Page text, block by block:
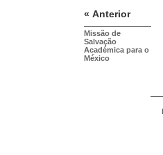
« Anterior
Missão de
Salvação
Académica para o
México